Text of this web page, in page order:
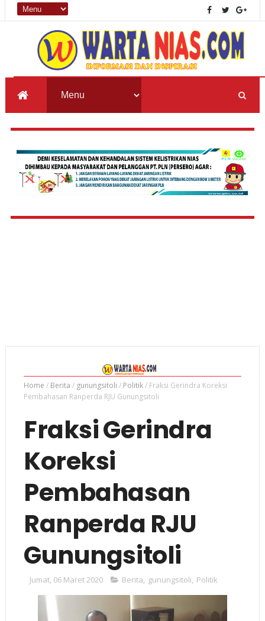
Home / Berita / gunungsitoli / Politik/ Fraksi Gerindra Koreksi
Pembahasan Ranperda RJU Gunungsitoli
Fraksi Gerindra
Koreksi
Pembahasan
Ranperda RJU
Gunungsitoli
Jumat, 06 Maret 2020 Berita, gunungsitoli, Politik